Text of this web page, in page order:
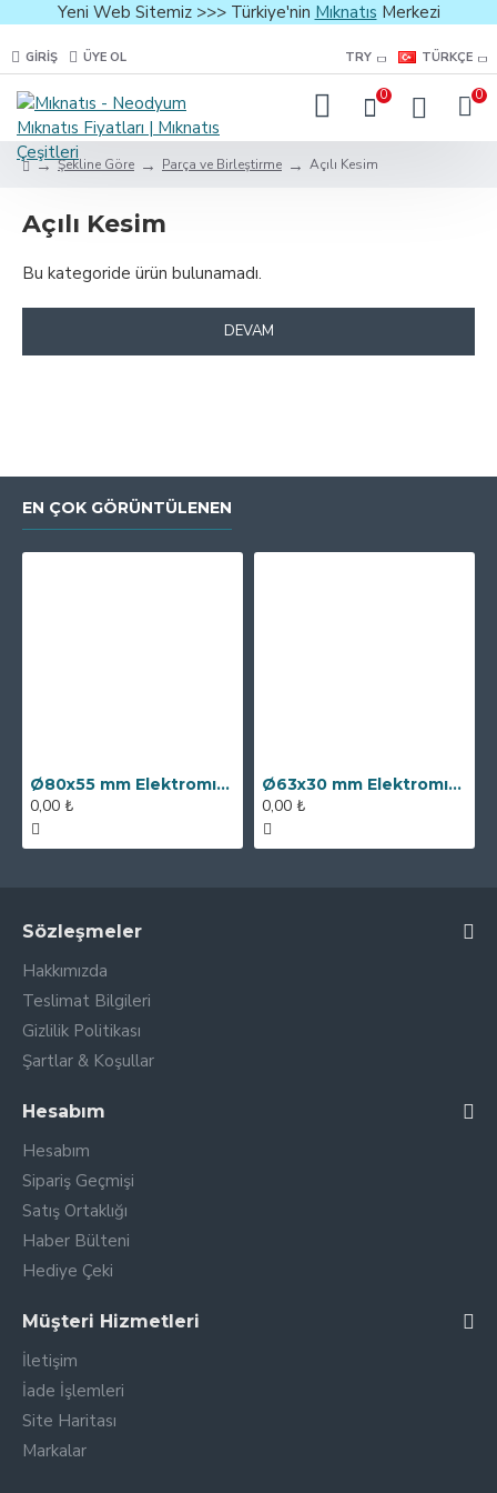
Yeni Web Sitemiz >>> Türkiye'nin Mıknatıs Merkezi
GIRIŞ ÜYE OL TRY TÜRKÇE
0 0
Şekline Göre Parça ve Birleştirme Açılı Kesim
Açılı Kesim
Bu kategoride ürün bulunamadı.
DEVAM
EN ÇOK GÖRÜNTÜLENEN
Ø80x55 mm Elektromıknatıs - 250 kg Çekim Gücü
0,00 ₺
Ø63x30 mm Elektromıknatıs - 100 kg Çekim Gücü
0,00 ₺
Sözleşmeler
Hakkımızda
Teslimat Bilgileri
Gizlilik Politikası
Şartlar & Koşullar
Hesabım
Hesabım
Sipariş Geçmişi
Satış Ortaklığı
Haber Bülteni
Hediye Çeki
Müşteri Hizmetleri
İletişim
İade İşlemleri
Site Haritası
Markalar